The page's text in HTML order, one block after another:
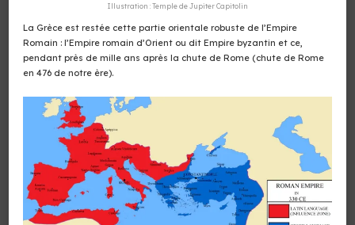
Illustration : Temple de Jupiter Capitolin
La Grèce est restée cette partie orientale robuste de l’Empire
Romain : l’Empire romain d’Orient ou dit Empire byzantin et ce,
pendant près de mille ans après la chute de Rome (chute de Rome
en 476 de notre ère).